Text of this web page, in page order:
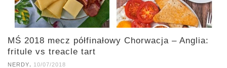
MŚ 2018 mecz półfinałowy Chorwacja – Anglia:
fritule vs treacle tart
NERDY 10/07/2018